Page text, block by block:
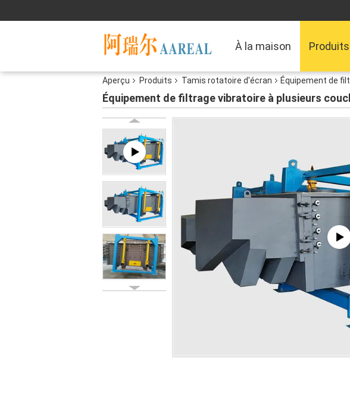
À la maison Produits
Aperçu Produits Tamis rotatoire d'écran Équipement de
Équipement de filtrage vibratoire à plusieurs